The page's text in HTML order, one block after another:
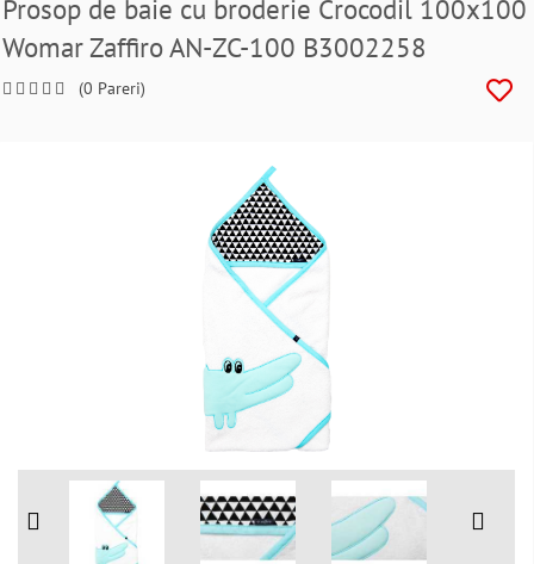
comanda
telefonic
Prosop de baie cu broderie Crocodil 100x100
Womar Zaffiro AN-ZC-100 B3002258
(0 Pareri)